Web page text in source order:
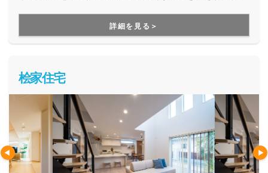
用できる間取り提案も得意なので、末長く安心して暮らせる
住まいをお求めの方、安心できるプロにまるっとお任せした
い方にもお勧めしています。
詳細を見る＞
桧家住宅